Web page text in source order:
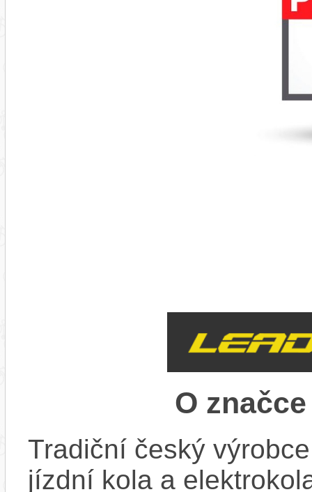
O
Tradiční český
jízdní kola a